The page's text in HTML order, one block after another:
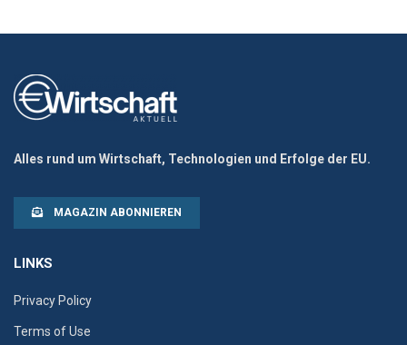
Alles rund um Wirtschaft, Technologien und Erfolge der EU.
MAGAZIN ABONNIEREN
LINKS
Privacy Policy
Terms of Use